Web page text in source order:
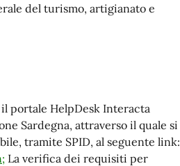
del turismo, artigianato e
portale HelpDesk Interacta
Sardegna, attraverso il quale si
tramite SPID, al seguente link:
La verifica dei requisiti per